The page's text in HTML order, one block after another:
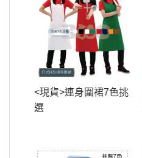
<現貨>連身圍裙7色挑
選